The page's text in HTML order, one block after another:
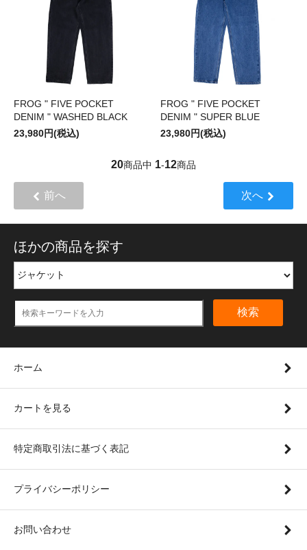
FROG " FIVE POCKET
DENIM " WASHED BLACK
23,980円(税込)
FROG " FIVE POCKET
DENIM " SUPER BLUE
23,980円(税込)
20商品中 1-12商品
前へ 次へ
ほかの商品を探す
検索
ホーム
カートを見る
特定商取引法に基づく表記
プライバシーポリシー
お問い合わせ